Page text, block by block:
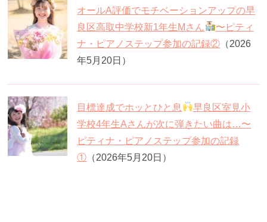
オールA評価でモチベーションアップの早
良区高取中学校新1年生Mさん
〜ピティ
ナ・ピアノステップ参加の記録② （2026
年5月20日）
目標達成でホッとひと息
早良区室見小
学校4年生Aさんが次に弾きたい曲は…〜
ピティナ・ピアノステップ参加の記録
① （2026年5月20日）